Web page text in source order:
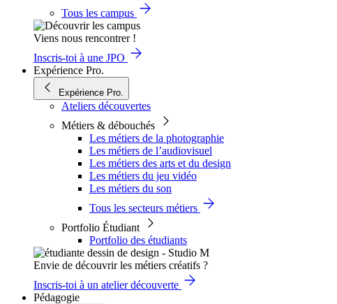
Tous les campus
Viens nous rencontrer !
Inscris-toi à une JPO
Expérience Pro.
Expérience Pro.
Ateliers découvertes
Métiers & débouchés
Les métiers de la photographie
Les métiers de l’audiovisuel
Les métiers des arts et du design
Les métiers du jeu vidéo
Les métiers du son
Tous les secteurs métiers
Portfolio Étudiant
Portfolio des étudiants
Envie de découvrir les métiers créatifs ?
Inscris-toi à un atelier découverte
Pédagogie